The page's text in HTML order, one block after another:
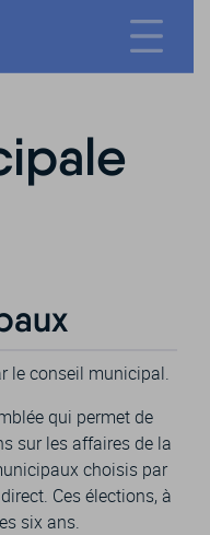
le conseil municipal.
qui permet de
sur les affaires de la
choisis par
Ces élections, à
six ans.